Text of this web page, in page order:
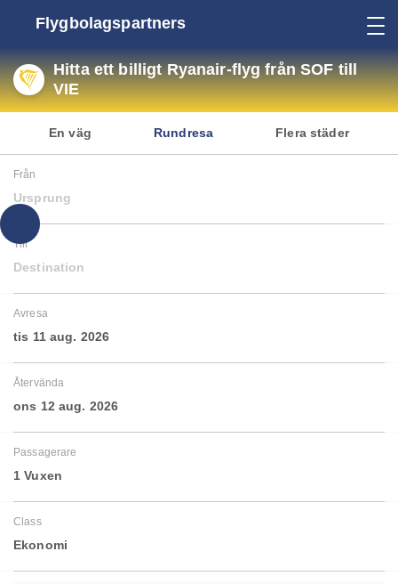
Flygbolagspartners
Hitta ett billigt Ryanair-flyg från SOF till
VIE
En väg Rundresa Flera städer
Från
Ursprung
Till
Destination
Avresa
tis 11 aug. 2026
Återvända
ons 12 aug. 2026
Passagerare
1 Vuxen
Class
Ekonomi